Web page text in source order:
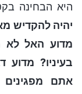
היא הבחינה
יהיה להקדיש
מדוע האל לא
בעיניו?
אתם